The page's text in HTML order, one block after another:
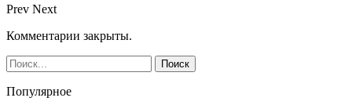
Prev Next
Комментарии закрыты.
Популярное